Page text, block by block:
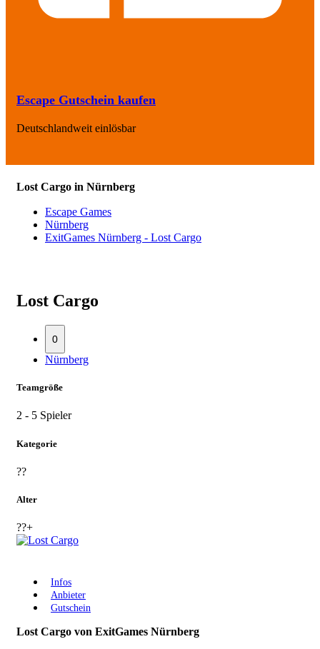
Escape Gutschein kaufen
Deutschlandweit einlösbar
Lost Cargo in Nürnberg
Escape Games
Nürnberg
ExitGames Nürnberg - Lost Cargo
Lost Cargo
0
Nürnberg
Teamgröße
2 - 5 Spieler
Kategorie
??
Alter
??+
Infos
Anbieter
Gutschein
Lost Cargo von ExitGames Nürnberg